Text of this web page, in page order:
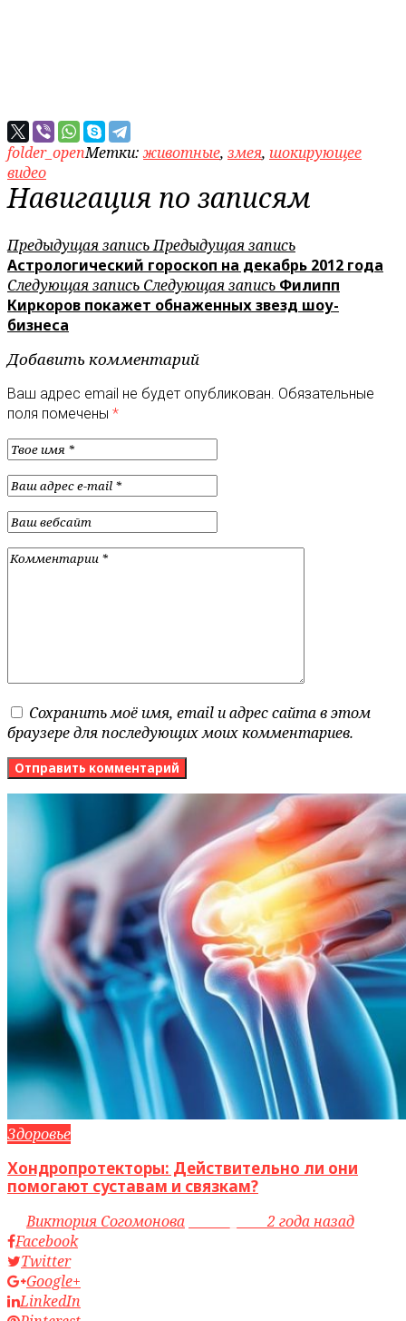
folder_openМетки:животные, змея, шокирующее
видео
Навигация по записям
Предыдущая записьПредыдущая запись
Астрологический гороскоп на декабрь 2012 года
Следующая запись Следующая запись Филипп
Киркоров покажет обнаженных звезд шоу-
бизнеса
Добавить комментарий
Ваш адрес email не будет опубликован. Обязательные
поля помечены *
Сохранить моё имя, email и адрес сайта в этом
браузере для последующих моих комментариев.
Здоровье
Хондропротекторы: Действительно ли они
помогают суставам и связкам?
byВиктория Согомонова access_time2 года назад
Facebook
Twitter
Google+
LinkedIn